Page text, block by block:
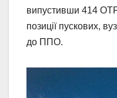
випустивши 414
позиції пускових,
до ППО.